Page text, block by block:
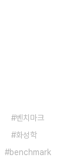
벤치마크
화성학
benchmark